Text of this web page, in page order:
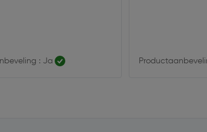
: Ja